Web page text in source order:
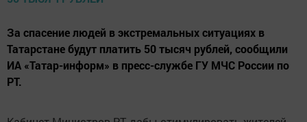
За спасение людей в экстремальных ситуациях в
Татарстане будут платить 50 тысяч рублей, сообщили
ИА «Татар-информ» в пресс-службе ГУ МЧС России по
РТ.